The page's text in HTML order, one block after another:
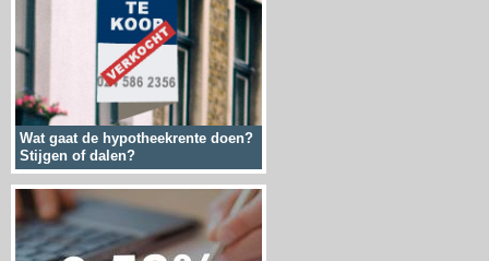
Wat gaat de hypotheekrente doen?
Stijgen of dalen?